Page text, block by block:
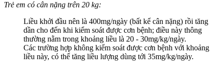
Trẻ em có cân nặng trên 20 kg:
Liều khởi đầu nên là 400mg/ngày (bất kể cân nặng) rồi tăng
dần cho đến khi kiểm soát được cơn bệnh; điều này thông
thường nằm trong khoảng liều là 20 - 30mg/kg/ngày.
Các trường hợp không kiểm soát được cơn bệnh với khoảng
liều này, có thể tăng liều lượng dùng tới 35mg/kg/ngày.